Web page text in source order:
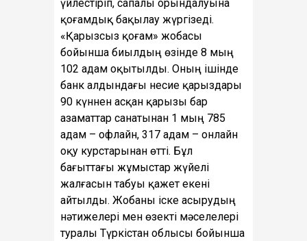
үйлестіріп, сапалы орындалуына
қоғамдық бақылау жүргізеді.
«Қарызсыз қоғам» жобасы
бойынша биылдың өзінде 8 мың
102 адам оқытылды. Оның ішінде
банк алдындағы несие қарыздары
90 күннен асқан қарызы бар
азаматтар санатынан 1 мың 785
адам – офлайн, 317 адам – онлайн
оқу курстарынан өтті. Бұл
бағыттағы жұмыстар жүйелі
жалғасын табуы қажет екені
айтылды. Жобаны іске асырудың
нәтижелері мен өзекті мәселелері
туралы Түркістан облысы бойынша